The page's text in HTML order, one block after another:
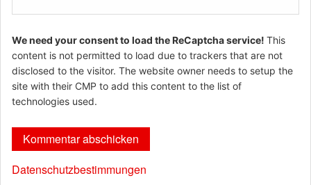
We need your consent to load the ReCaptcha service! This
content is not permitted to load due to trackers that are not
disclosed to the visitor. The website owner needs to setup the
site with their CMP to add this content to the list of
technologies used.
Datenschutzbestimmungen